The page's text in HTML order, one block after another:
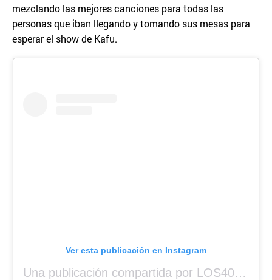
mezclando las mejores canciones para todas las
personas que iban llegando y tomando sus mesas para
esperar el show de Kafu.
Ver esta publicación en Instagram
Una publicación compartida por LOS40 Panamá (@los40panama)